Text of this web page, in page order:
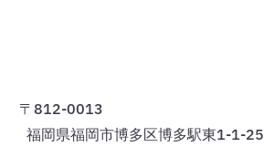
〒812-0013
福岡県福岡市博多区博多駅東1-1-25